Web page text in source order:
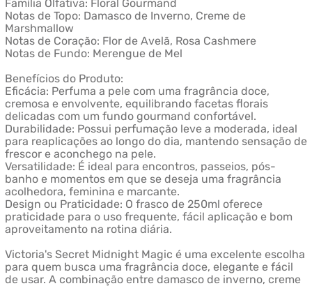
Família Olfativa: Floral Gourmand
Notas de Topo: Damasco de Inverno, Creme de
Marshmallow
Notas de Coração: Flor de Avelã, Rosa Cashmere
Notas de Fundo: Merengue de Mel
Benefícios do Produto:
Eficácia: Perfuma a pele com uma fragrância doce,
cremosa e envolvente, equilibrando facetas florais
delicadas com um fundo gourmand confortável.
Durabilidade: Possui perfumação leve a moderada, ideal
para reaplicações ao longo do dia, mantendo sensação de
frescor e aconchego na pele.
Versatilidade: É ideal para encontros, passeios, pós-
banho e momentos em que se deseja uma fragrância
acolhedora, feminina e marcante.
Design ou Praticidade: O frasco de 250ml oferece
praticidade para o uso frequente, fácil aplicação e bom
aproveitamento na rotina diária.
Victoria's Secret Midnight Magic é uma excelente escolha
para quem busca uma fragrância doce, elegante e fácil
de usar. A combinação entre damasco de inverno, creme